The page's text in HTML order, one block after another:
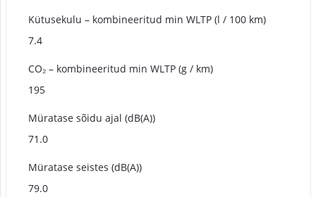
Kütusekulu – kombineeritud min WLTP (l / 100 km)
7.4
CO₂ – kombineeritud min WLTP (g / km)
195
Müratase sõidu ajal (dB(A))
71.0
Müratase seistes (dB(A))
79.0